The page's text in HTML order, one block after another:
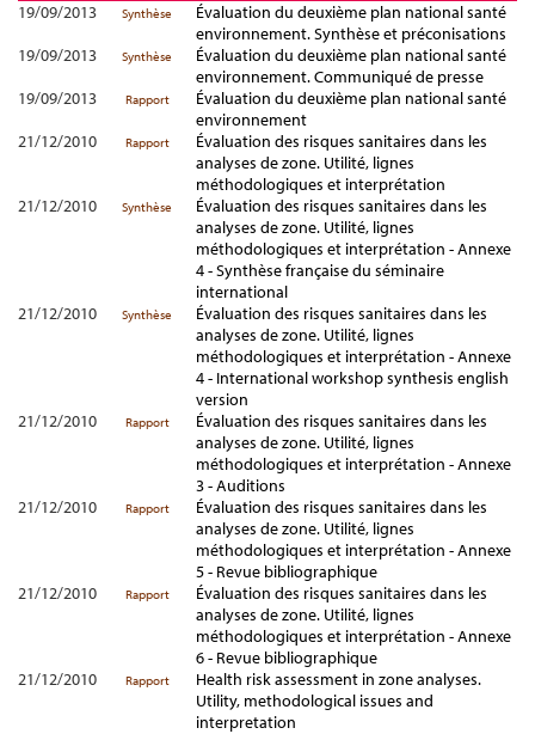
19/09/2013
Synthèse
Évaluation du deuxième plan national santé
environnement. Synthèse et préconisations
19/09/2013
Synthèse
Évaluation du deuxième plan national santé
environnement. Communiqué de presse
19/09/2013
Rapport
Évaluation du deuxième plan national santé
environnement
21/12/2010
Rapport
Évaluation des risques sanitaires dans les
analyses de zone. Utilité, lignes
méthodologiques et interprétation
21/12/2010
Synthèse
Évaluation des risques sanitaires dans les
analyses de zone. Utilité, lignes
méthodologiques et interprétation - Annexe
4 - Synthèse française du séminaire
international
21/12/2010
Synthèse
Évaluation des risques sanitaires dans les
analyses de zone. Utilité, lignes
méthodologiques et interprétation - Annexe
4 - International workshop synthesis english
version
21/12/2010
Rapport
Évaluation des risques sanitaires dans les
analyses de zone. Utilité, lignes
méthodologiques et interprétation - Annexe
3 - Auditions
21/12/2010
Rapport
Évaluation des risques sanitaires dans les
analyses de zone. Utilité, lignes
méthodologiques et interprétation - Annexe
5 - Revue bibliographique
21/12/2010
Rapport
Évaluation des risques sanitaires dans les
analyses de zone. Utilité, lignes
méthodologiques et interprétation - Annexe
6 - Revue bibliographique
21/12/2010
Rapport
Health risk assessment in zone analyses.
Utility, methodological issues and
interpretation